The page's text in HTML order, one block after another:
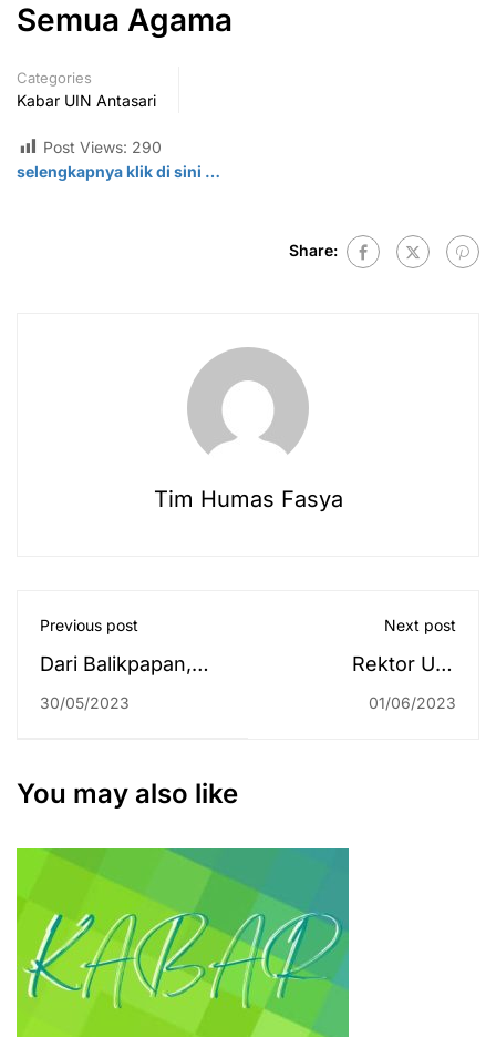
Semua Agama
Categories
Kabar UIN Antasari
Post Views: 290
selengkapnya klik di sini …
Share:
Tim Humas Fasya
Previous post
Dari Balikpapan,
Sekeluarga Antar
Kampus 2
30/05/2023
Next post
Rektor UIN
Antasari Saksikan
01/06/2023
You may also like